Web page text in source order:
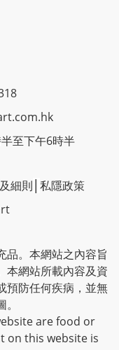
至下午6時半
細則 私隱政策
品。本網站之內容旨
本網站所載內容及資
預防任何疾病，並無
are food or
on this website is